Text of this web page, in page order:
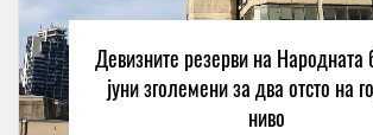
Девизните резерви на Народната
јуни зголемени за два отсто на
ниво